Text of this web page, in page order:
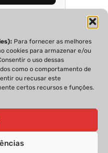
Para fornecer as melhores
cookies para armazenar e/ou
o uso dessas
como o comportamento de
ou recusar este
certos recursos e funções.
ESTATUTO EDITORIAL